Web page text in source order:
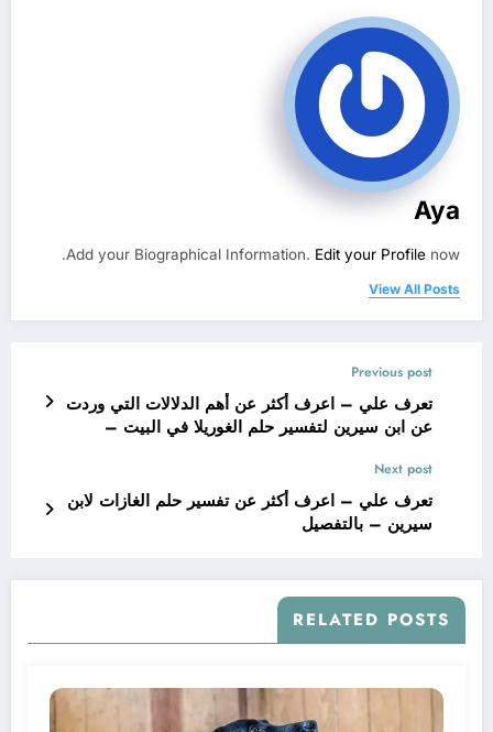
Aya
Add your Biographical Information. Edit your Profile now.
View All Posts
Previous post
تعرف علي – اعرف أكثر عن أهم الدلالات التي وردت
عن ابن سيرين لتفسير حلم الغوريلا في البيت –
Next post
تعرف علي – اعرف أكثر عن تفسير حلم الغازات لابن
سيرين – بالتفصيل
RELATED POSTS